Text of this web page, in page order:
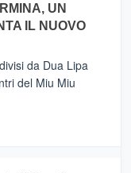
UN
IL NUOVO
da Dua Lipa
del Miu Miu